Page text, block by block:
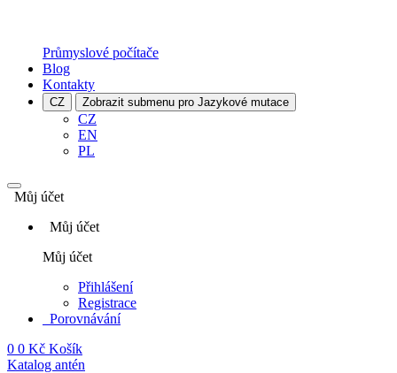
Průmyslové počítače
Blog
Kontakty
CZ Zobrazit submenu pro Jazykové mutace
CZ
EN
PL
Můj účet
Můj účet
Můj účet
Přihlášení
Registrace
Porovnávání
0 0 Kč Košík
Katalog antén